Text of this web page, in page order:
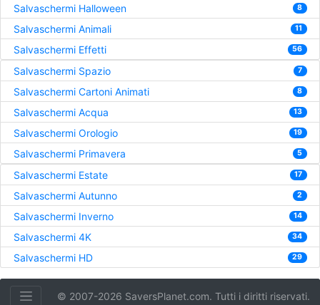
Salvaschermi Halloween 8
Salvaschermi Animali 11
Salvaschermi Effetti 56
Salvaschermi Spazio 7
Salvaschermi Cartoni Animati 8
Salvaschermi Acqua 13
Salvaschermi Orologio 19
Salvaschermi Primavera 5
Salvaschermi Estate 17
Salvaschermi Autunno 2
Salvaschermi Inverno 14
Salvaschermi 4K 34
Salvaschermi HD 29
© 2007-2026 SaversPlanet.com. Tutti i diritti riservati.